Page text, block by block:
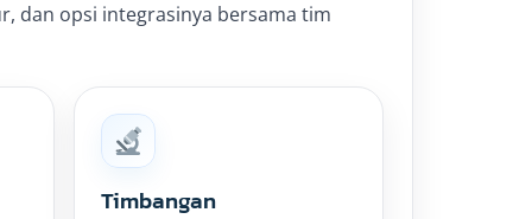
dan opsi integrasinya bersama tim
Timbangan